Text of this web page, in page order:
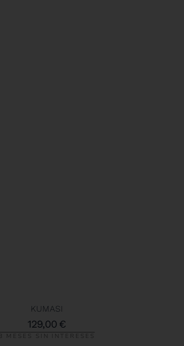
KUMASI
129,00 €
3 MESES SIN INTERESES